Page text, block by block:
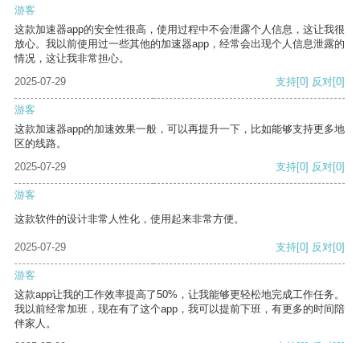
游客
这款加速器app的安全性很高，使用过程中不会泄露个人信息，这让我很
放心。我以前使用过一些其他的加速器app，经常会出现个人信息泄露的
情况，这让我非常担心。
2025-07-29
支持[0] 反对[0]
游客
这款加速器app的加速效果一般，可以再提升一下，比如能够支持更多地
区的线路。
2025-07-29
支持[0] 反对[0]
游客
这款软件的设计非常人性化，使用起来非常方便。
2025-07-29 支持[0] 反对[0]
游客
这款app让我的工作效率提高了50%，让我能够更轻松地完成工作任务。
我以前经常加班，现在有了这个app，我可以提前下班，有更多的时间陪
伴家人。